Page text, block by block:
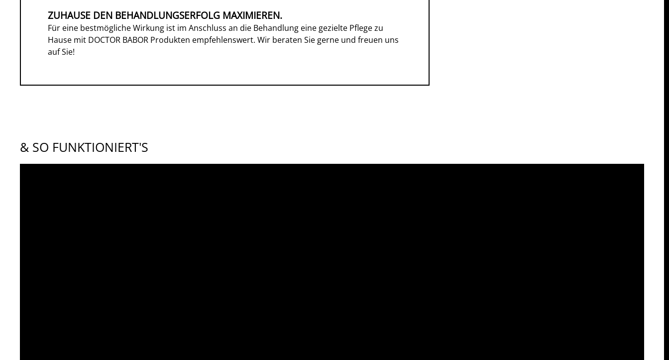
ZUHAUSE DEN BEHANDLUNGSERFOLG MAXIMIEREN.
Für eine bestmögliche Wirkung ist im Anschluss an die Behandlung eine gezielte Pflege zu
Hause mit DOCTOR BABOR Produkten empfehlenswert. Wir beraten Sie gerne und freuen uns
auf Sie!
& SO FUNKTIONIERT'S